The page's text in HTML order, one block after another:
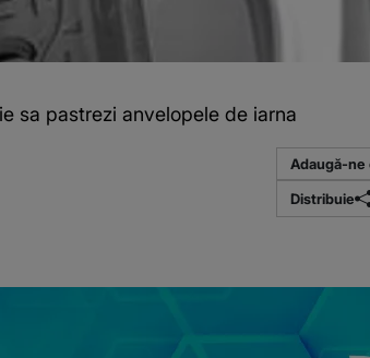
sa pastrezi anvelopele de iarna
Adaugă-ne
Distribuie